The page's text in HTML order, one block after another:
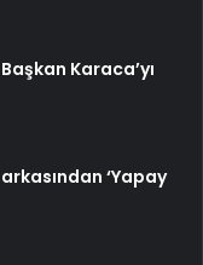
Karaca’yı
‘Yapay